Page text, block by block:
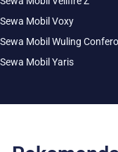
Sewa Mobil Voxy
Sewa Mobil Wuling Confero
Sewa Mobil Yaris